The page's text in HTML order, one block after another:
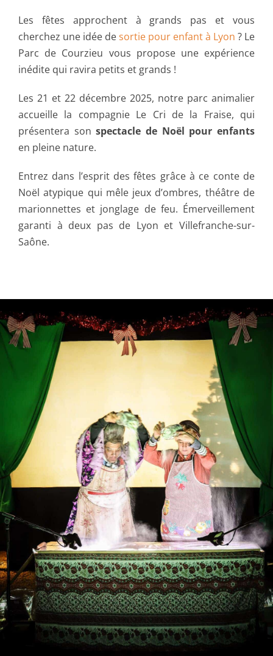
Les fêtes approchent à grands pas et vous
cherchez une idée desortie pour enfant à Lyon ? Le
Parc de Courzieu vous propose une expérience
inédite qui ravira petits et grands !
Les 21 et 22 décembre 2025, notre parc animalier
accueille la compagnie Le Cri de la Fraise, qui
présentera sonspectacle de Noël pour enfants
en pleine nature.
Entrez dans l’esprit des fêtes grâce à ce conte de
Noël atypique qui mêle jeux d’ombres, théâtre de
marionnettes et jonglage de feu. Émerveillement
garanti à deux pas de Lyon et Villefranche-sur-
Saône.